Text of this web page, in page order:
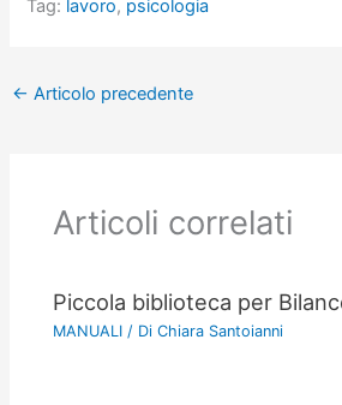
Tag: lavoro, psicologia
← Articolo precedente
Articoli correlati
Piccola biblioteca per
MANUALI / DiChiara Santoianni